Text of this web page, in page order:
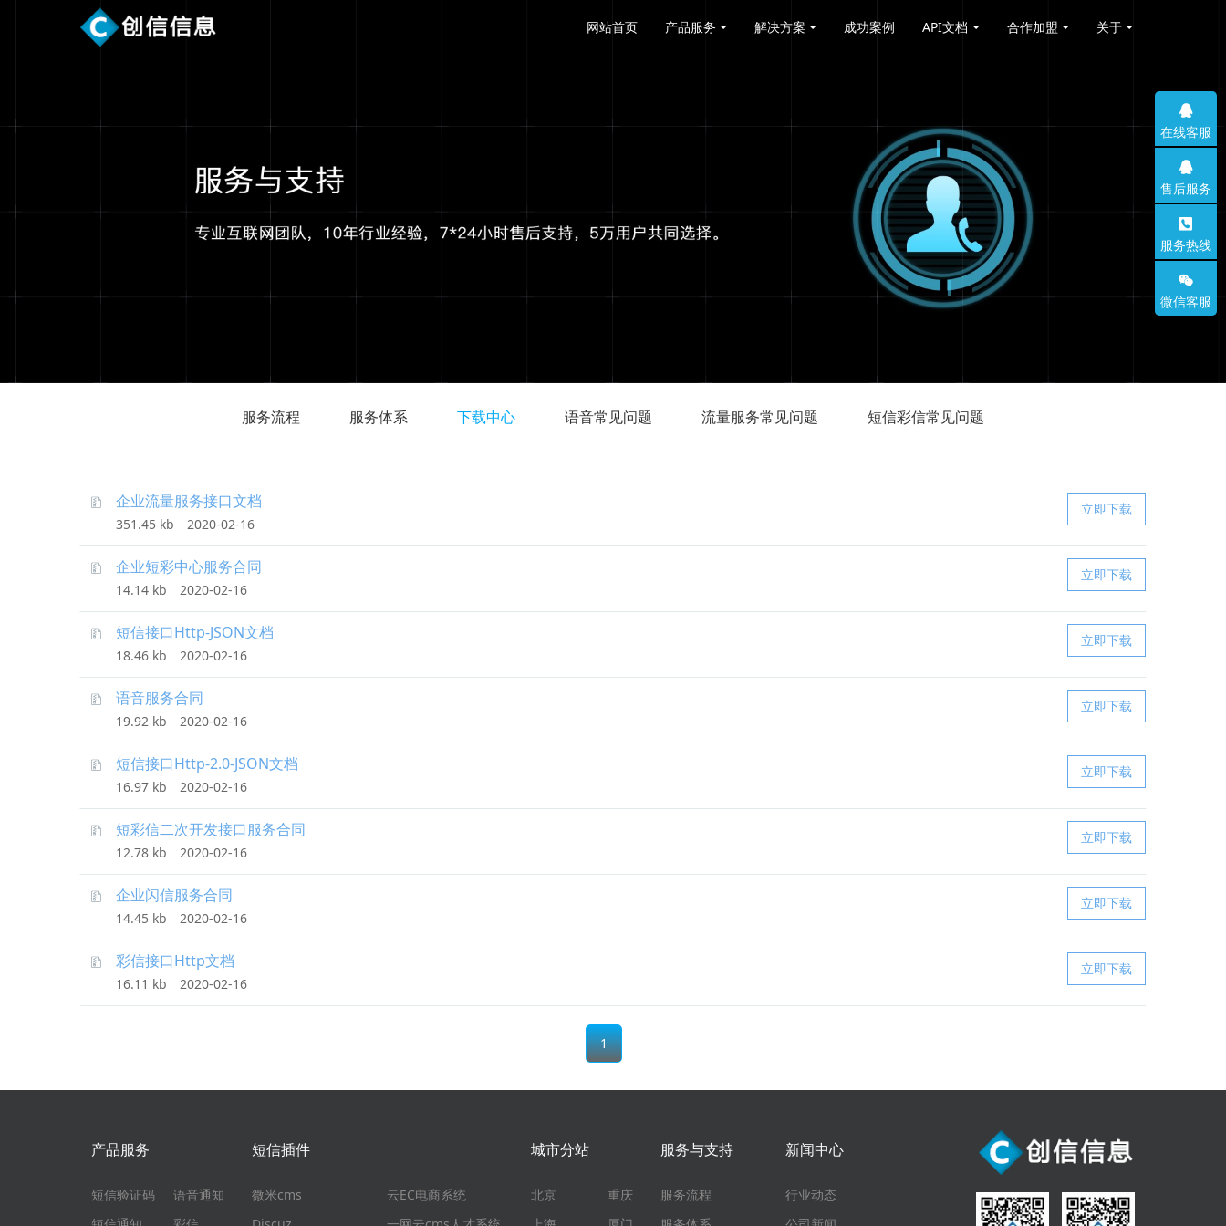
网站首页 产品服务 解决方案 成功案例 API文档 合作加盟 关于
服务流程 服务体系 下载中心 语音常见问题 流量服务常见问题 短信彩信常见问题
立即下载
企业流量服务接口文档
351.45 kb 2020-02-16
立即下载
企业短彩中心服务合同
14.14 kb 2020-02-16
立即下载
短信接口Http-JSON文档
18.46 kb 2020-02-16
立即下载
语音服务合同
19.92 kb 2020-02-16
立即下载
短信接口Http-2.0-JSON文档
16.97 kb 2020-02-16
立即下载
短彩信二次开发接口服务合同
12.78 kb 2020-02-16
立即下载
企业闪信服务合同
14.45 kb 2020-02-16
立即下载
彩信接口Http文档
16.11 kb 2020-02-16
1
产品服务
短信验证码
语音通知
短信插件
微米cms
云EC电商系统
城市分站
北京
重庆
服务与支持
服务流程
新闻中心
行业动态
在线客服
售后服务
服务热线
微信客服